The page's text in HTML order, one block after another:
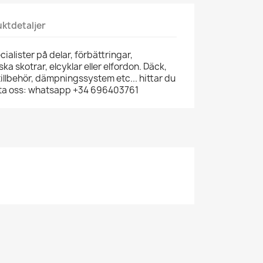
på delar, förbättringar,
skotrar, elcyklar eller elfordon. Däck,
dämpningssystem etc... hittar du
oss: whatsapp +34 696403761